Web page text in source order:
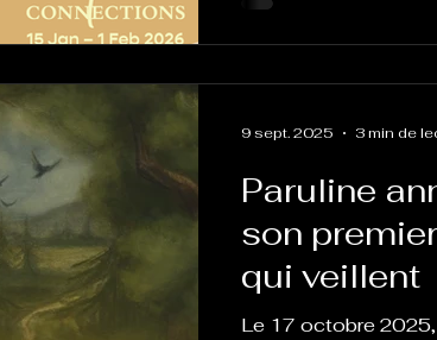
Paruline
son
qui veillent
Le 17 octobre
9 sept. 2025 3 min de